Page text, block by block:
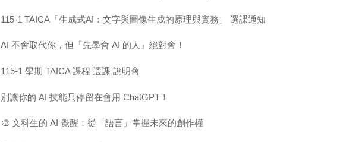
115-1 TAICA「生成式AI：文字與圖像生成的原理與實務」 選課通知
AI 不會取代你，但「先學會 AI 的人」絕對會！
115-1 學期 TAICA 課程 選課 說明會
別讓你的 AI 技能只停留在會用 ChatGPT！
🎨 文科生的 AI 覺醒：從「語言」掌握未來的創作權